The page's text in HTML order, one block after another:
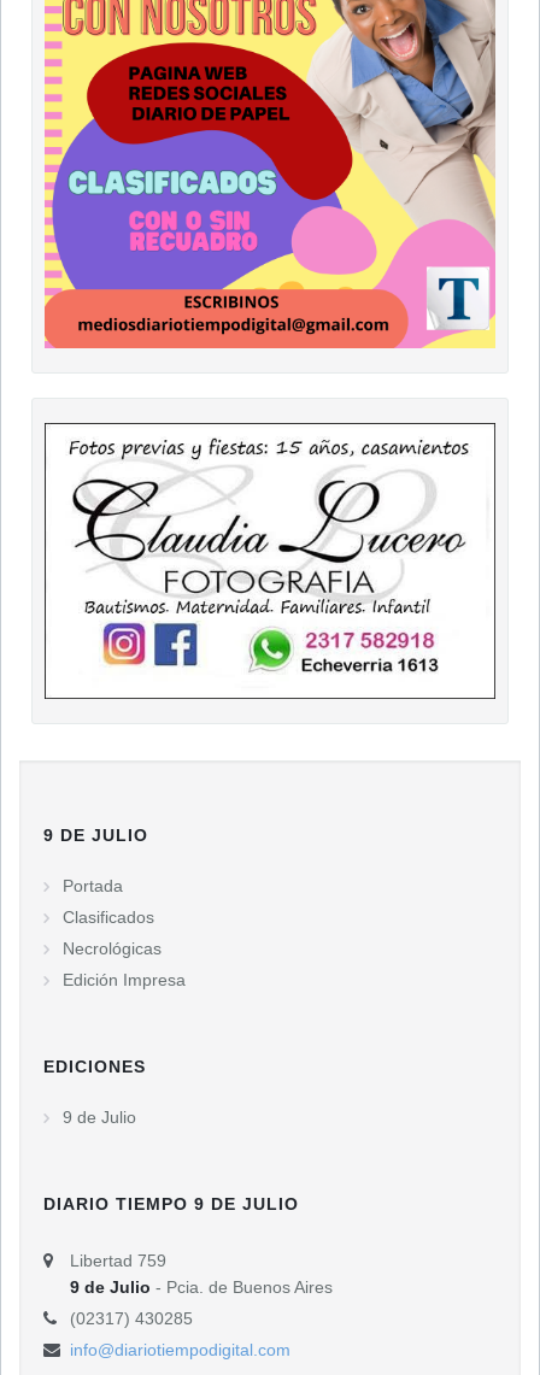
9 DE JULIO
Portada
Clasificados
Necrológicas
Edición Impresa
EDICIONES
9 de Julio
DIARIO TIEMPO 9 DE JULIO
Libertad 759
9 de Julio - Pcia. de Buenos Aires
(02317) 430285
info@diariotiempodigital.com